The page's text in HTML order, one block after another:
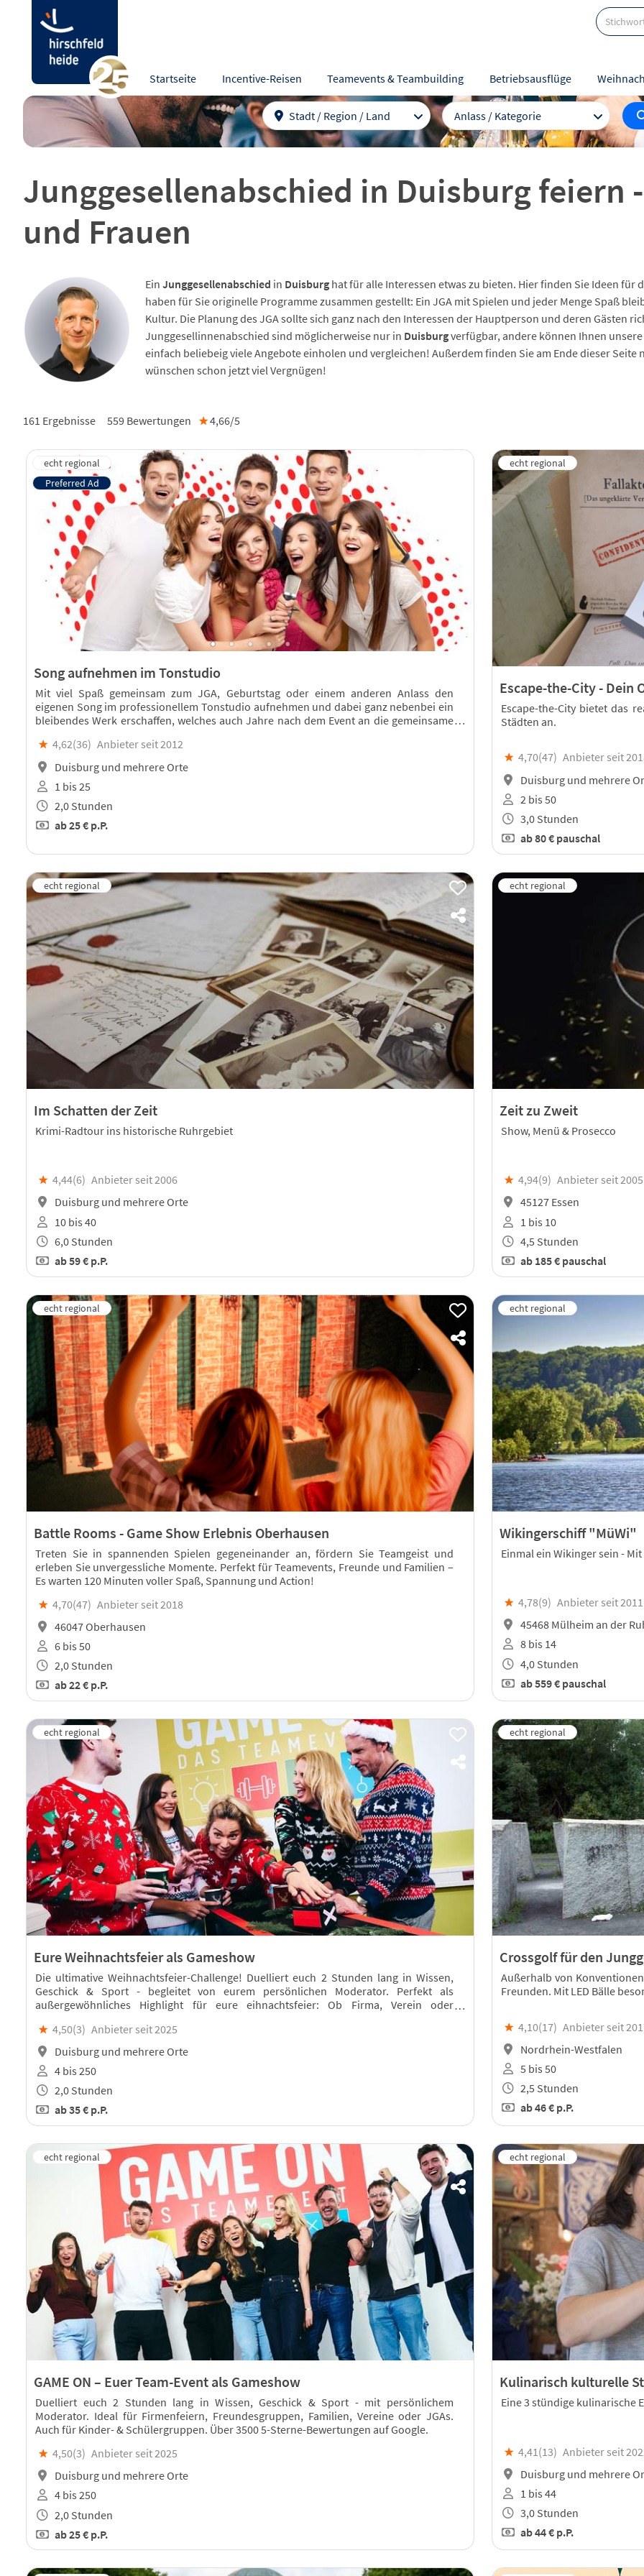
Startseite Incentive-Reisen Teamevents & Teambuilding Betriebsausflüge
Stadt / Region / Land Anlass / Kategorie
Junggesellenabschied in Duisburg feiern
und Frauen
Ein Junggesellenabschied in Duisburg hat für alle Interessen etwas zu bieten. Hier finden Sie Ideen für
haben für Sie originelle Programme zusammen gestellt: Ein JGA mit Spielen und jeder Menge Spaß
Kultur. Die Planung des JGA sollte sich ganz nach den Interessen der Hauptperson und deren Gästen
Junggesellinnenabschied sind möglicherweise nur in Duisburgverfügbar, andere können Ihnen
einfach beliebeig viele Angebote einholen und vergleichen! Außerdem finden Sie am Ende dieser
wünschen schon jetzt viel Vergnügen!
161 Ergebnisse 559 Bewertungen ★4,66/5
Song aufnehmen im Tonstudio
Mit viel Spaß gemeinsam zum JGA, Geburtstag oder einem anderen Anlass den
eigenen Song im professionellem Tonstudio aufnehmen und dabei ganz nebenbei ein
bleibendes Werk erschaffen, welches auch Jahre nach dem Event an die gemeinsame
★ 4,62(36) Anbieter seit 2012
Duisburg und mehrere Orte
1 bis 25
2,0 Stunden
ab25 € p.P.
Escape-the-City - Dein
Escape-the-City bietet das
Städten an.
★ 4,70(47) Anbieter seit
Duisburg und mehrere
2 bis 50
3,0 Stunden
ab80 € pauschal
Im Schatten der Zeit
Krimi-Radtour ins historische Ruhrgebiet
★ 4,44(6) Anbieter seit 2006
Duisburg und mehrere Orte
10 bis 40
6,0 Stunden
ab59 € p.P.
Zeit zu Zweit
Show, Menü & Prosecco
★ 4,94(9) Anbieter seit 2005
45127 Essen
1 bis 10
4,5 Stunden
ab 185 € pauschal
Battle Rooms - Game Show Erlebnis Oberhausen
Treten Sie in spannenden Spielen gegeneinander an, fördern Sie Teamgeist und
erleben Sie unvergessliche Momente. Perfekt für Teamevents, Freunde und Familien –
Es warten 120 Minuten voller Spaß, Spannung und Action!
★ 4,70(47) Anbieter seit 2018
46047 Oberhausen
6 bis 50
2,0 Stunden
ab22 € p.P.
Wikingerschiff "MüWi"
Einmal ein Wikinger sein -
★ 4,78(9) Anbieter seit 2011
45468 Mülheim an der
8 bis 14
4,0 Stunden
ab559 € pauschal
Eure Weihnachtsfeier als Gameshow
Die ultimative Weihnachtsfeier-Challenge! Duelliert euch 2 Stunden lang in Wissen,
Geschick & Sport - begleitet von eurem persönlichen Moderator. Perfekt als
außergewöhnliches Highlight für eure eihnachtsfeier: Ob Firma, Verein oder
★ 4,50(3) Anbieter seit 2025
Duisburg und mehrere Orte
4 bis 250
2,0 Stunden
ab35 € p.P.
Crossgolf für den
Außerhalb von
Freunden. Mit LED Bälle
★ 4,10(17) Anbieter seit
Nordrhein-Westfalen
5 bis 50
2,5 Stunden
ab46 € p.P.
GAME ON – Euer Team-Event als Gameshow
Duelliert euch 2 Stunden lang in Wissen, Geschick & Sport - mit persönlichem
Moderator. Ideal für Firmenfeiern, Freundesgruppen, Familien, Vereine oder JGAs.
Auch für Kinder- & Schülergruppen. Über 3500 5-Sterne-Bewertungen auf Google.
★ 4,50(3) Anbieter seit 2025
Duisburg und mehrere Orte
4 bis 250
2,0 Stunden
ab25 € p.P.
Kulinarisch kulturelle
Eine 3 stündige kulinarische
★ 4,41(13) Anbieter seit
Duisburg und mehrere
1 bis 44
3,0 Stunden
ab44 € p.P.